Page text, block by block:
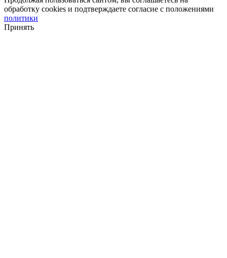
обработку cookies и подтверждаете согласие с положениями
политики
Принять